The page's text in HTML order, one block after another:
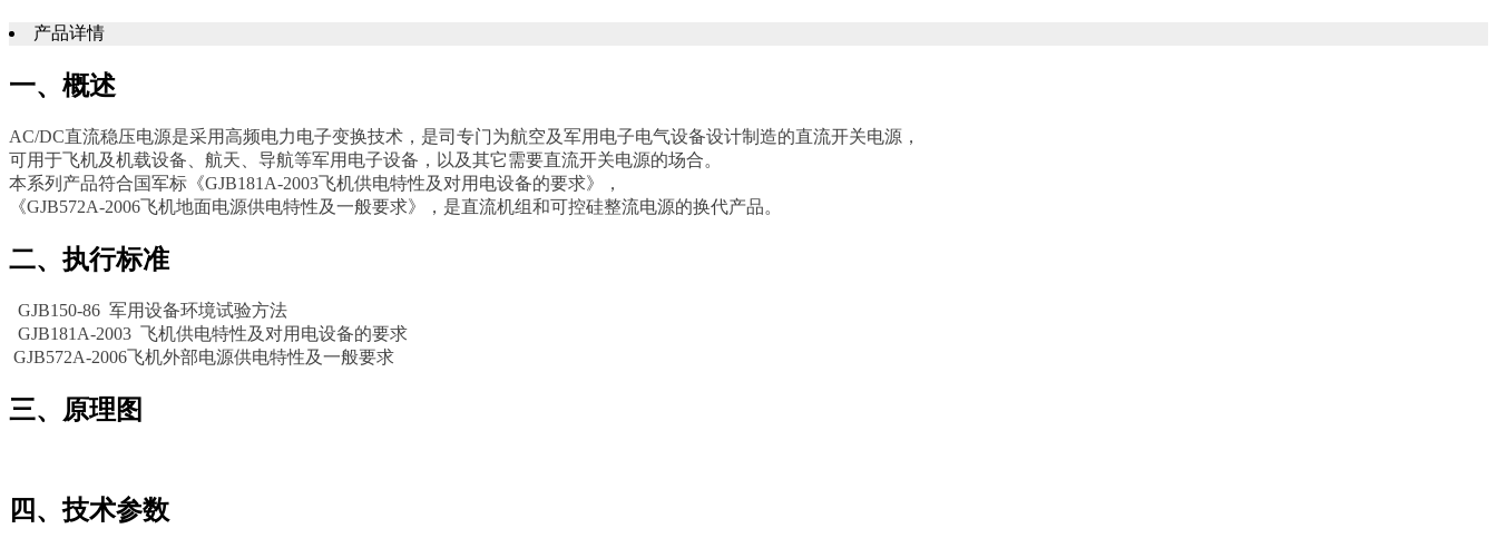
产品详情
一、概述
AC/DC直流稳压电源是采用高频电力电子变换技术，是司专门为航空及军用电子电气设备设计制造的直流开关电源，
可用于飞机及机载设备、航天、导航等军用电子设备，以及其它需要直流开关电源的场合。
本系列产品符合国军标《GJB181A-2003飞机供电特性及对用电设备的要求》，
《GJB572A-2006飞机地面电源供电特性及一般要求》，是直流机组和可控硅整流电源的换代产品。
二、执行标准
GJB150-86 军用设备环境试验方法
GJB181A-2003 飞机供电特性及对用电设备的要求
GJB572A-2006飞机外部电源供电特性及一般要求
三、原理图
四、技术参数